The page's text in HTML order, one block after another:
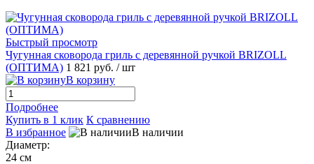
Быстрый просмотр
Чугунная сковорода гриль с деревянной ручкой BRIZOLL
(ОПТИМА) 1 821 руб. / шт
В корзину
Подробнее
Купить в 1 клик К сравнению
В избранное
В наличии
Диаметр:
24 см